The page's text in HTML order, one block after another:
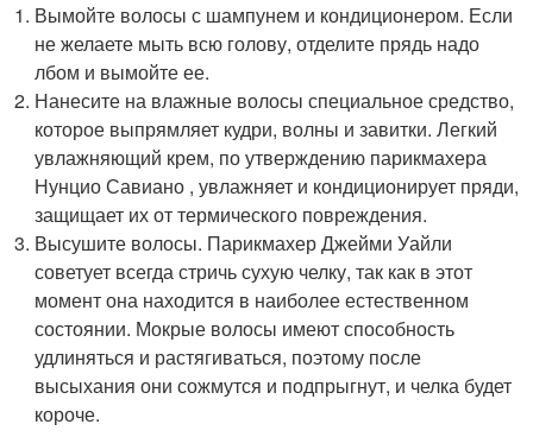
Вымойте волосы с шампунем и кондиционером. Если
не желаете мыть всю голову, отделите прядь надо
лбом и вымойте ее.
Нанесите на влажные волосы специальное средство,
которое выпрямляет кудри, волны и завитки. Легкий
увлажняющий крем, по утверждению парикмахера
Нунцио Савиано , увлажняет и кондиционирует пряди,
защищает их от термического повреждения.
Высушите волосы. Парикмахер Джейми Уайли
советует всегда стричь сухую челку, так как в этот
момент она находится в наиболее естественном
состоянии. Мокрые волосы имеют способность
удлиняться и растягиваться, поэтому после
высыхания они сожмутся и подпрыгнут, и челка будет
короче.